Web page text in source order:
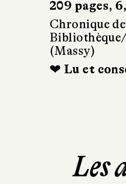
209 pages,
Chronique de
(Massy)
❤ Lu et
Les